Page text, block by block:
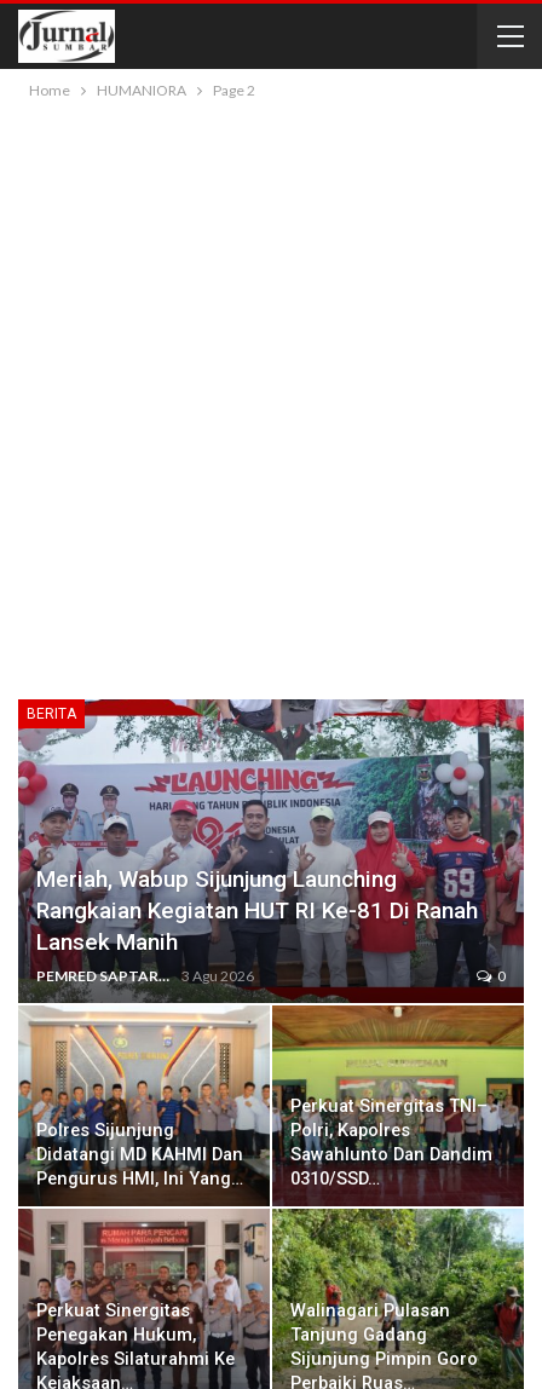
Home HUMANIORA Page 2
BERITA
Meriah, Wabup Sijunjung Launching
Rangkaian Kegiatan HUT RI Ke-81 Di Ranah
Lansek Manih
PEMRED SAPTARIUS 3 Agu 2026 0
Polres Sijunjung
Didatangi MD KAHMI Dan
Pengurus HMI, Ini Yang…
Perkuat Sinergitas TNI–
Polri, Kapolres
Sawahlunto Dan Dandim
0310/SSD…
Perkuat Sinergitas
Penegakan Hukum,
Kapolres Silaturahmi Ke
Kejaksaan…
Walinagari Pulasan
Tanjung Gadang
Sijunjung Pimpin Goro
Perbaiki Ruas…